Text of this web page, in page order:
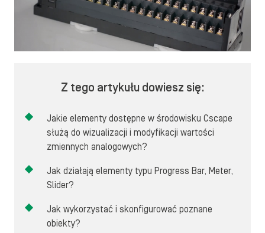
Z tego artykułu dowiesz się:
Jakie elementy dostępne w środowisku Cscape
służą do wizualizacji i modyfikacji wartości
zmiennych analogowych?
Jak działają elementy typu Progress Bar, Meter,
Slider?
Jak wykorzystać i skonfigurować poznane
obiekty?